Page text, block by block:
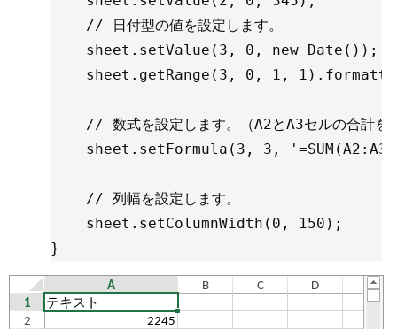
    // 日付型の値を設定します。
    sheet.setValue(3, 0, new Date());
sheet.getRange(3, 0, 1,
// 数式を設定します。（A2とA3セルの合計を
sheet.setFormula(3, 3,
    // 列幅を設定します。
    sheet.setColumnWidth(0, 150);
}